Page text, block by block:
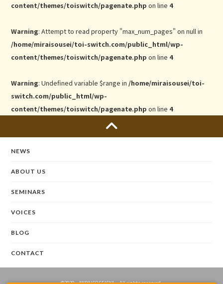
content/themes/toiswitch/pagenate.php on line 4
Warning: Attempt to read property "max_num_pages" on null in
/home/miraisousei/toi-switch.com/public_html/wp-
content/themes/toiswitch/pagenate.php on line 4
Warning: Undefined variable $range in/home/miraisousei/toi-
switch.com/public_html/wp-
content/themes/toiswitch/pagenate.php on line 4
NEWS
ABOUT US
SEMINARS
VOICES
BLOG
CONTACT